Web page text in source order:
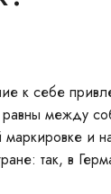
к себе
равны между
и
так, в